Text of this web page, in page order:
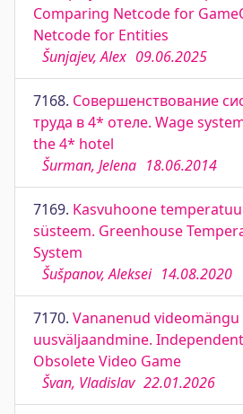
Comparing Netcode for
Netcode for Entities
Šunjajev, Alex 09.06.2025
7168. Совершенствование
труда в 4* отеле. Wage
the 4* hotel
Šurman, Jelena 18.06.2014
7169. Kasvuhoone
süsteem. Greenhouse
System
Šušpanov, Aleksei 14.08.2020
7170. Vananenud
uusväljaandmine.
Obsolete Video Game
Švan, Vladislav 22.01.2026